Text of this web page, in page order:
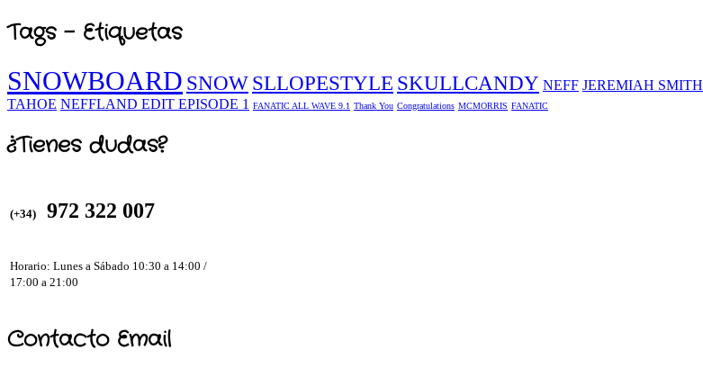
Tags - Etiquetas
SNOWBOARD SNOW SLLOPESTYLE SKULLCANDY NEFF JEREMIAH SMITH
TAHOE NEFFLAND EDIT EPISODE 1 FANATIC ALL WAVE 9.1 Thank You Congratulations MCMORRIS FANATIC
¿Tienes dudas?
(+34) 972 322 007
Horario: Lunes a Sábado 10:30 a 14:00 /
17:00 a 21:00
Contacto Email